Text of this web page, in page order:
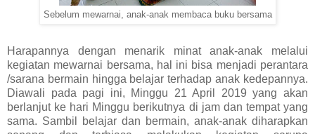
Sebelum mewarnai, anak-anak membaca buku bersama
Harapannya dengan menarik minat anak-anak melalui
kegiatan mewarnai bersama, hal ini bisa menjadi perantara
/sarana bermain hingga belajar terhadap anak kedepannya.
Diawali pada pagi ini, Minggu 21 April 2019 yang akan
berlanjut ke hari Minggu berikutnya di jam dan tempat yang
sama. Sambil belajar dan bermain, anak-anak diharapkan